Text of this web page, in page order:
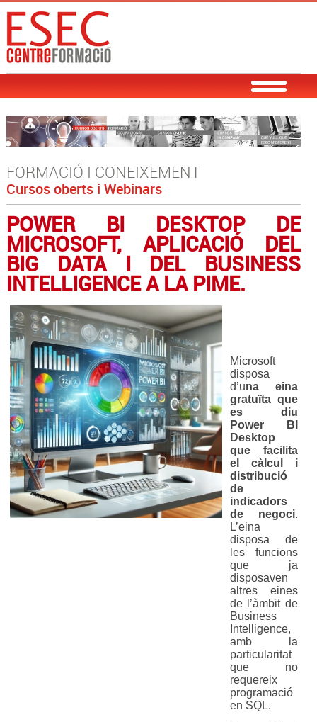
FORMACIÓ I CONEIXEMENT
Cursos oberts i Webinars
POWER BI DESKTOP DE
MICROSOFT, APLICACIÓ DEL
BIG DATA I DEL BUSINESS
INTELLIGENCE A LA PIME.
Microsoft
disposa
d’una eina
gratuïta que
es diu
Power BI
Desktop
que facilita
el càlcul i
distribució
de
indicadors
de negoci.
L’eina
disposa de
les funcions
que ja
disposaven
altres eines
de l’àmbit de
Business
Intelligence,
amb la
particularitat
que no
requereix
programació
en SQL.